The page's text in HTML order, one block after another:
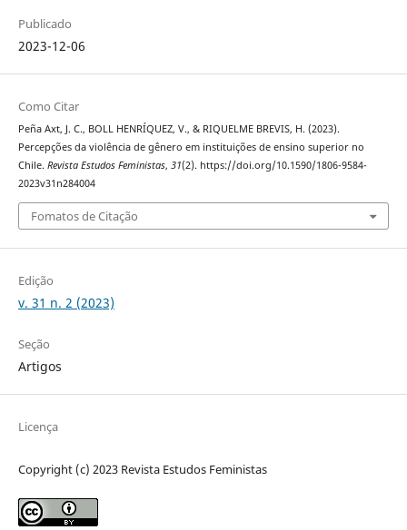
Publicado
2023-12-06
Como Citar
Peña Axt, J. C., BOLL HENRÍQUEZ, V., & RIQUELME BREVIS, H. (2023).
Percepções da violência de gênero em instituições de ensino superior no
Chile. Revista Estudos Feministas, 31(2). https://doi.org/10.1590/1806-9584-
2023v31n284004
Fomatos de Citação
Edição
v. 31 n. 2 (2023)
Seção
Artigos
Licença
Copyright (c) 2023 Revista Estudos Feministas